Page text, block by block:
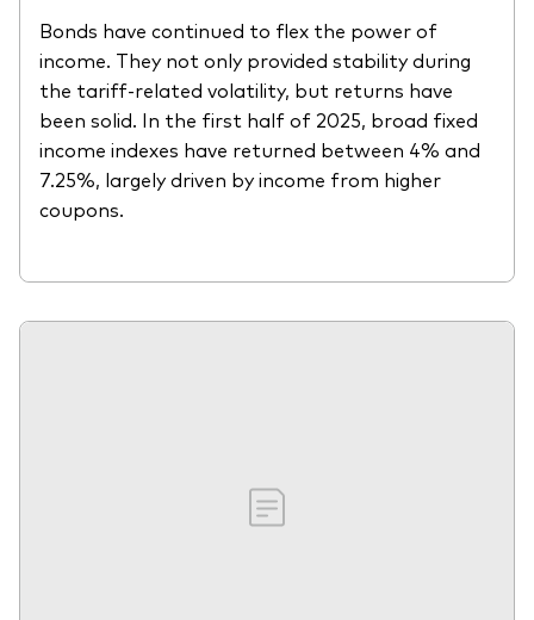
Bonds have continued to flex the power of
income. They not only provided stability during
the tariff-related volatility, but returns have
been solid. In the first half of 2025, broad fixed
income indexes have returned between 4% and
7.25%, largely driven by income from higher
coupons.